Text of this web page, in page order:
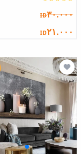
ID٣٠.٠٠٠
ID٢١.٠٠٠